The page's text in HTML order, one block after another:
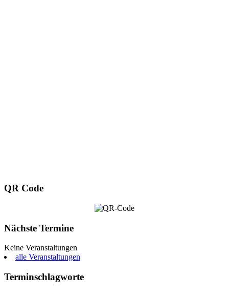
QR Code
Nächste Termine
Keine Veranstaltungen
alle Veranstaltungen
Terminschlagworte